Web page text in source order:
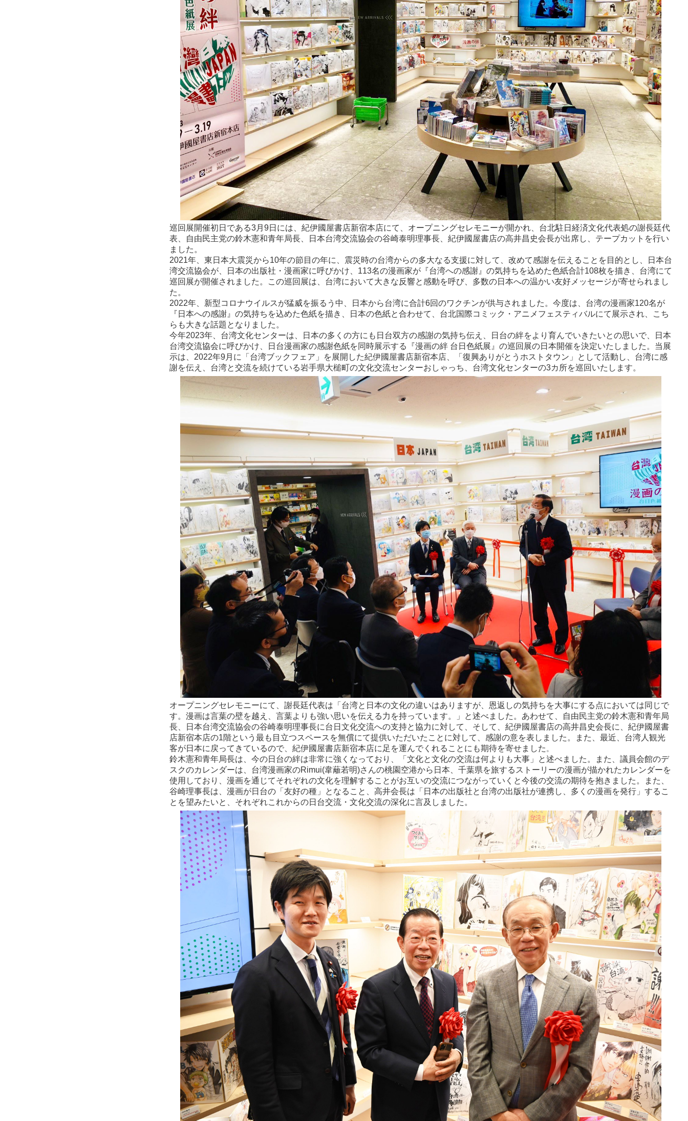
巡回展開催初日である3月9日には、紀伊國屋書店新宿本店にて、オープニングセレモニーが開かれ、台北駐日経済文化代表処の謝長廷代
表、自由民主党の鈴木憲和青年局長、日本台湾交流協会の谷崎泰明理事長、紀伊國屋書店の高井昌史会長が出席し、テープカットを行い
ました。
2021年、東日本大震災から10年の節目の年に、震災時の台湾からの多大なる支援に対して、改めて感謝を伝えることを目的とし、日本台
湾交流協会が、日本の出版社・漫画家に呼びかけ、113名の漫画家が『台湾への感謝』の気持ちを込めた色紙合計108枚を描き、台湾にて
巡回展が開催されました。この巡回展は、台湾において大きな反響と感動を呼び、多数の日本への温かい友好メッセージが寄せられまし
た。
2022年、新型コロナウイルスが猛威を振るう中、日本から台湾に合計6回のワクチンが供与されました。今度は、台湾の漫画家120名が
『日本への感謝』の気持ちを込めた色紙を描き、日本の色紙と合わせて、台北国際コミック・アニメフェスティバルにて展示され、こち
らも大きな話題となりました。
今年2023年、台湾文化センターは、日本の多くの方にも日台双方の感謝の気持ち伝え、日台の絆をより育んでいきたいとの思いで、日本
台湾交流協会に呼びかけ、日台漫画家の感謝色紙を同時展示する『漫画の絆 台日色紙展』の巡回展の日本開催を決定いたしました。当展
示は、2022年9月に「台湾ブックフェア」を展開した紀伊國屋書店新宿本店、「復興ありがとうホストタウン」として活動し、台湾に感
謝を伝え、台湾と交流を続けている岩手県大槌町の文化交流センターおしゃっち、台湾文化センターの3カ所を巡回いたします。
オープニングセレモニーにて、謝長廷代表は「台湾と日本の文化の違いはありますが、恩返しの気持ちを大事にする点においては同じで
す。漫画は言葉の壁を越え、言葉よりも強い思いを伝える力を持っています。」と述べました。あわせて、自由民主党の鈴木憲和青年局
長、日本台湾交流協会の谷崎泰明理事長に台日文化交流への支持と協力に対して、そして、紀伊國屋書店の高井昌史会長に、紀伊國屋書
店新宿本店の1階という最も目立つスペースを無償にて提供いただいたことに対して、感謝の意を表しました。また、最近、台湾人観光
客が日本に戻ってきているので、紀伊國屋書店新宿本店に足を運んでくれることにも期待を寄せました 。
鈴木憲和青年局長は、今の日台の絆は非常に強くなっており、「文化と文化の交流は何よりも大事」と述べました。また、議員会館のデ
スクのカレンダーは、台湾漫画家のRimui(韋蘺若明)さんの桃園空港から日本、千葉県を旅するストーリーの漫画が描かれたカレンダーを
使用しており、漫画を通じてそれぞれの文化を理解することがお互いの交流につながっていくと今後の交流の期待を抱きました。また、
谷崎理事長は、漫画が日台の「友好の種」となること、高井会長は「日本の出版社と台湾の出版社が連携し、多くの漫画を発行」するこ
とを望みたいと、それぞれこれからの日台交流・文化交流の深化に言及しました。